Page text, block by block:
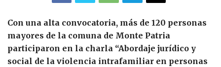
Con una alta convocatoria, más de 120 personas
mayores de la comuna de Monte Patria
participaron en la charla “Abordaje jurídico y
social de la violencia intrafamiliar en personas